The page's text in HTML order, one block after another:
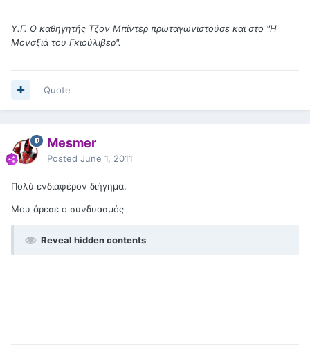
Υ.Γ. Ο καθηγητής Τζον Μπίντερ πρωταγωνιστούσε και στο "Η
Μοναξιά του Γκιούλιβερ".
Quote
Mesmer
Posted June 1, 2011
Πολύ ενδιαφέρον διήγημα.
Μου άρεσε ο συνδυασμός
Reveal hidden contents